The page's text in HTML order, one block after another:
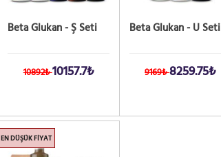
Beta Glukan - Ş Seti
10892₺10157.7₺
Beta Glukan - U Seti
9169₺8259.75₺
EN DÜŞÜK FIYAT